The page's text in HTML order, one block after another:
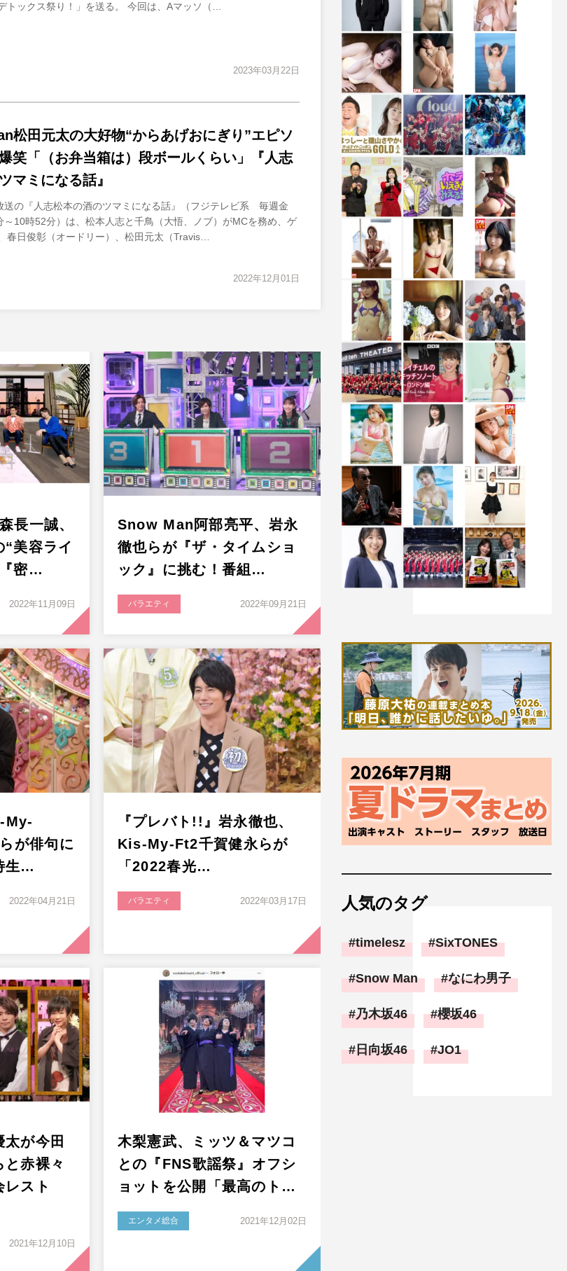
トックス祭り！」を送る。 今回は、Aマッソ（…
2023年03月22日
松田元太の大好物“からあげおにぎり”エピソ
笑「（お弁当箱は）段ボールくらい」『人志
マミになる話』
送の『人志松本の酒のツマミになる話』（フジテレビ系 毎週金
10時52分）は、松本人志と千鳥（大悟、ノブ）がMCを務め、ゲ
春日俊彰（オードリー）、松田元太（Travis…
2022年12月01日
長一誠、
美容ライ
密…
2022年11月09日
Snow Man阿部亮平、岩永
徹也らが『ザ・タイムショ
ック』に挑む！番組…
バラエティ 2022年09月21日
My-
が俳句に
生…
2022年04月21日
『プレバト!!』岩永徹也、
Kis-My-Ft2千賀健永らが
「2022春光…
バラエティ 2022年03月17日
が今田
赤裸々
レスト
2021年12月10日
木梨憲武、ミッツ＆マツコ
との『FNS歌謡祭』オフシ
ョットを公開「最高のト…
エンタメ総合 2021年12月02日
人気のタグ
timelesz SixTONES
Snow Man なにわ男子
乃木坂46 櫻坂46
日向坂46 JO1